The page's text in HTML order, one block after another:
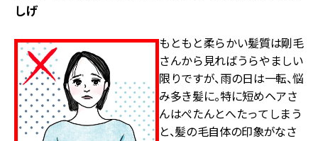
しげ
もともと柔らかい髪質は剛毛
さんから見ればうらやましい
限りですが、雨の日は一転、悩
み多き髪に。特に短めヘアさ
んはぺたんとへたってしまう
と、髪の毛自体の印象がなさ